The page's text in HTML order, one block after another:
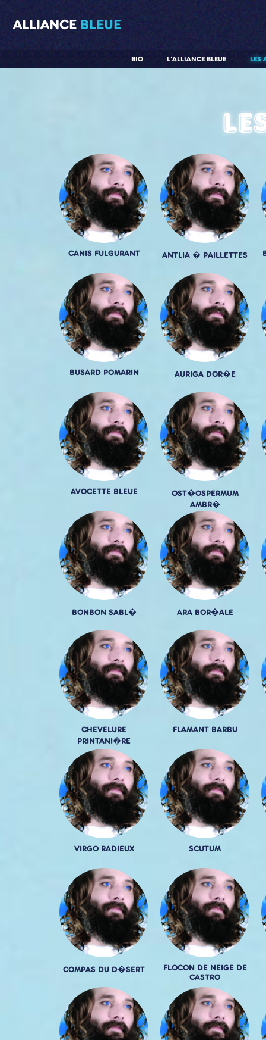
ALLIANCE BLEUE
LES
L'ALLIANCE BLEUE
BIO
CANIS FULGURANT ANTLIA � PAILLETTES
BUSARD POMARIN AURIGA DOR�E
AVOCETTE BLEUE
OST�OSPERMUM
AMBR�
BONBON SABL� ARA BOR�ALE
CHEVELURE
PRINTANI�RE
FLAMANT BARBU
VIRGO RADIEUX SCUTUM
COMPAS DU D�SERT
FLOCON DE NEIGE DE
CASTRO